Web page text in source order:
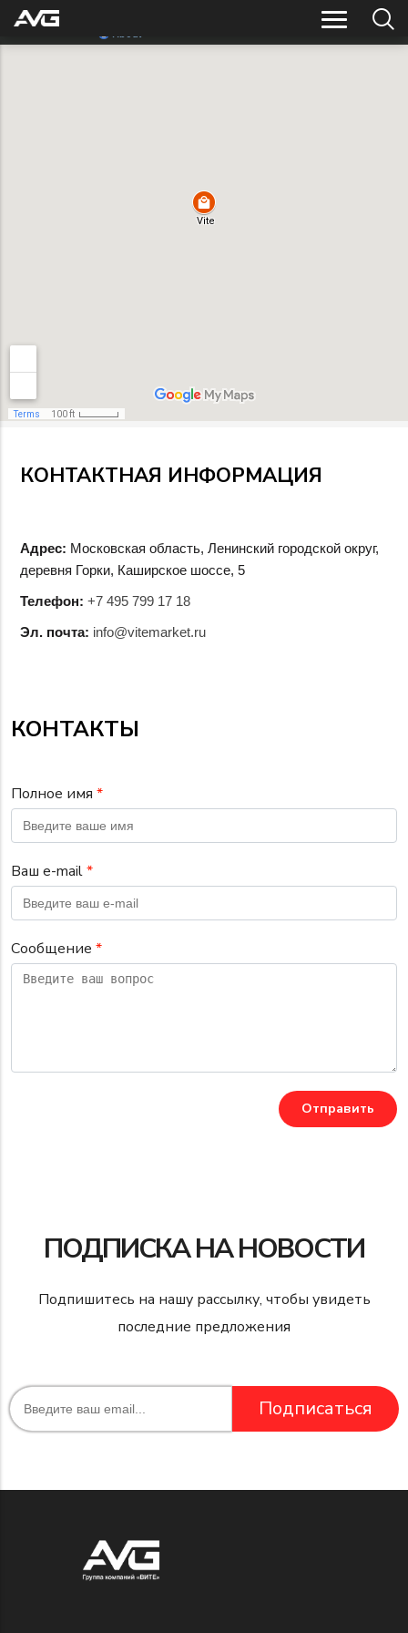
КОНТАКТНАЯ ИНФОРМАЦИЯ
Адрес: Московская область, Ленинский городской округ,
деревня Горки, Каширское шоссе, 5
Телефон: +7 495 799 17 18
Эл. почта: info@vitemarket.ru
КОНТАКТЫ
Полное имя *
Ваш e-mail*
Сообщение *
ПОДПИСКА НА НОВОСТИ
Подпишитесь на нашу рассылку, чтобы увидеть
последние предложения
Подписаться